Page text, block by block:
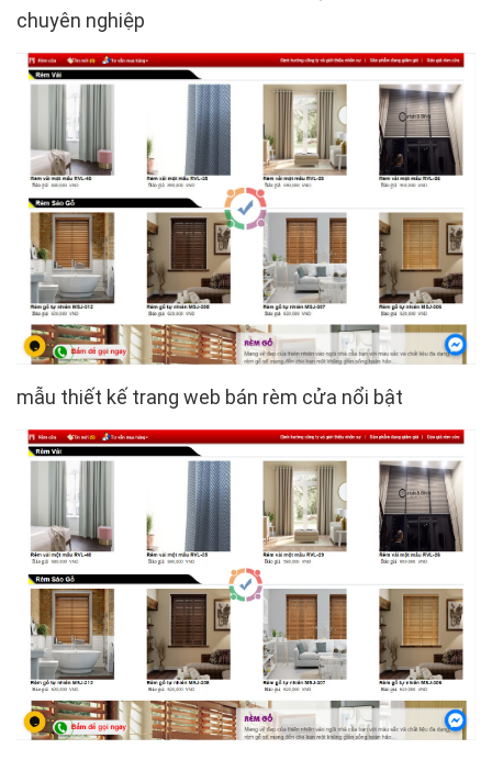
chuyên nghiệp
mẫu thiết kế trang web bán rèm cửa nổi bật